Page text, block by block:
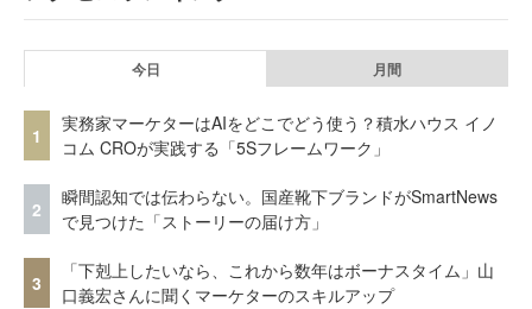
今日 月間
1
実務家マーケターはAIをどこでどう使う？積水ハウス イノ
コム CROが実践する「5Sフレームワーク」
2
瞬間認知では伝わらない。国産靴下ブランドがSmartNews
で見つけた「ストーリーの届け方」
3
「下剋上したいなら、これから数年はボーナスタイム」山
口義宏さんに聞くマーケターのスキルアップ